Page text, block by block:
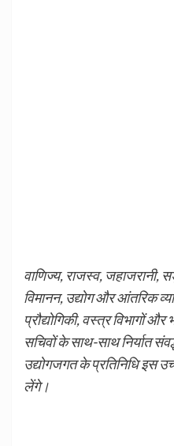
वाणिज्य, राजस्व, जहाजरानी,
विमानन, उद्योग और आंतरिक
प्रौद्योगिकी, वस्त्र विभागों
सचिवों के साथ-साथ निर्यात
उद्योगजगत के प्रतिनिधि इस
लेंगे।